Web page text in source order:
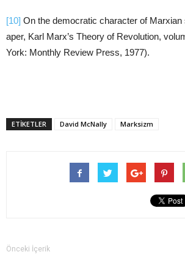
[10] On the democratic character of
aper, Karl Marx’s Theory of Revolution,
York: Monthly Review Press, 1977).
ETIKETLER David McNally Marksizm
Önceki İçerik